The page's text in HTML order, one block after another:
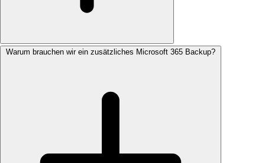
Warum brauchen wir ein zusätzliches Microsoft 365 Backup?